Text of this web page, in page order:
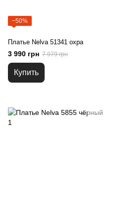
−50%
Платье Nelva 51341 охра
3 990 грн 7 979 грн
Купить